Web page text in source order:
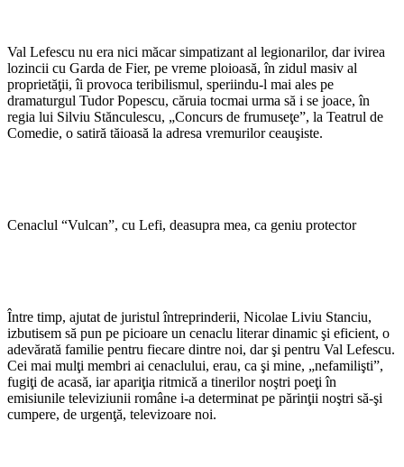
Val Lefescu nu era nici măcar simpatizant al legionarilor, dar ivirea
lozincii cu Garda de Fier, pe vreme ploioasă, în zidul masiv al
proprietăţii, îi provoca teribilismul, speriindu-l mai ales pe
dramaturgul Tudor Popescu, căruia tocmai urma să i se joace, în
regia lui Silviu Stănculescu, „Concurs de frumuseţe”, la Teatrul de
Comedie, o satiră tăioasă la adresa vremurilor ceauşiste.
Cenaclul “Vulcan”, cu Lefi, deasupra mea, ca geniu protector
Între timp, ajutat de juristul întreprinderii, Nicolae Liviu Stanciu,
izbutisem să pun pe picioare un cenaclu literar dinamic şi eficient, o
adevărată familie pentru fiecare dintre noi, dar şi pentru Val Lefescu.
Cei mai mulţi membri ai cenaclului, erau, ca şi mine, „nefamilişti”,
fugiţi de acasă, iar apariţia ritmică a tinerilor noştri poeţi în
emisiunile televiziunii române i-a determinat pe părinţii noştri să-şi
cumpere, de urgenţă, televizoare noi.